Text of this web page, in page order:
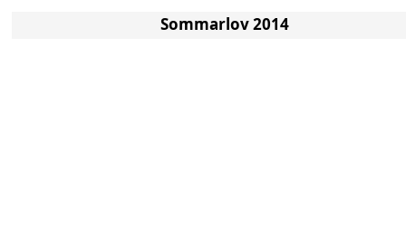
Sommarlov 2014